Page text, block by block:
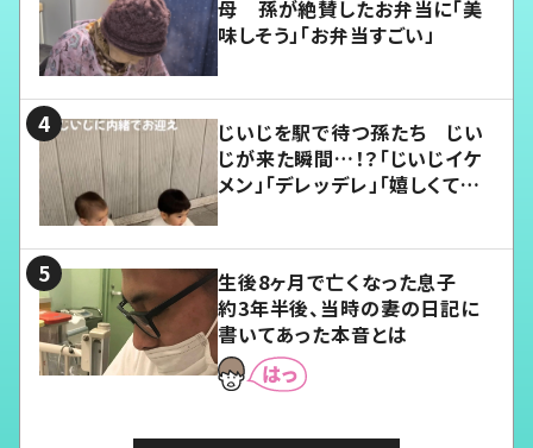
母 孫が絶賛したお弁当に「美
味しそう」「お弁当すごい」
じいじを駅で待つ孫たち じい
じが来た瞬間…！？「じいじイケ
メン」「デレッデレ」「嬉しくて可
生後8ヶ月で亡くなった息子
約3年半後、当時の妻の日記に
書いてあった本音とは